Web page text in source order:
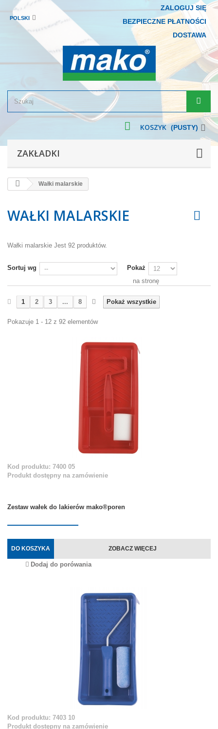
ZALOGUJ SIĘ
BEZPIECZNE PŁATNOŚCI
DOSTAWA
POLSKI
KOSZYK (PUSTY)
ZAKŁADKI
Wałki malarskie
WAŁKI MALARSKIE
Wałki malarskie Jest 92 produktów.
Sortuj wg
Pokaż
na stronę
Pokaż wszystkie
1 2 3 ... 8
Pokazuje 1 - 12 z 92 elementów
Kod produktu: 7400 05
Produkt dostępny na zamówienie
Zestaw wałek do lakierów mako®poren
DO KOSZYKA ZOBACZ WIĘCEJ
Dodaj do porówania
Kod produktu: 7403 10
Produkt dostępny na zamówienie